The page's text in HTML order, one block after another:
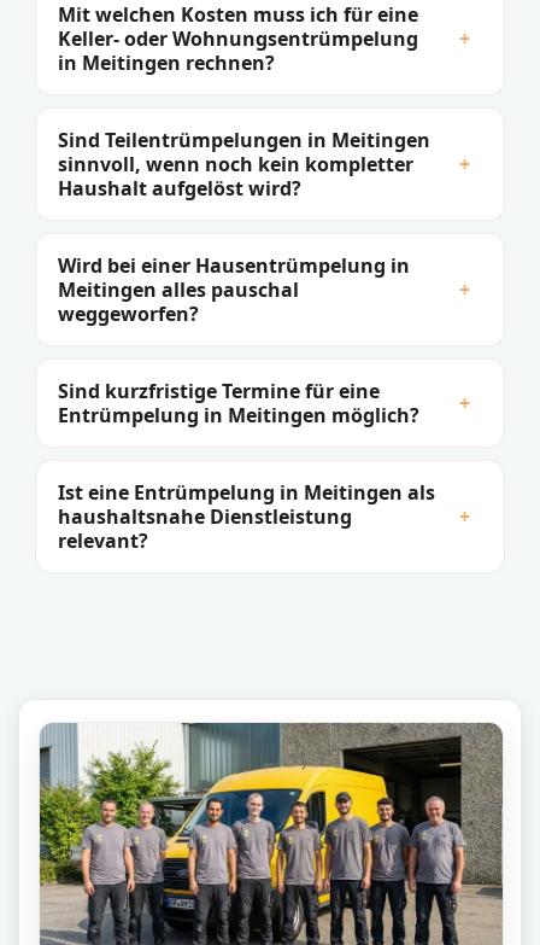
Mit welchen Kosten muss ich für eine
Keller- oder Wohnungsentrümpelung
in Meitingen rechnen?
+
Sind Teilentrümpelungen in Meitingen
sinnvoll, wenn noch kein kompletter
Haushalt aufgelöst wird?
+
Wird bei einer Hausentrümpelung in
Meitingen alles pauschal
weggeworfen?
+
Sind kurzfristige Termine für eine
Entrümpelung in Meitingen möglich?
+
Ist eine Entrümpelung in Meitingen als
haushaltsnahe Dienstleistung
relevant?
+